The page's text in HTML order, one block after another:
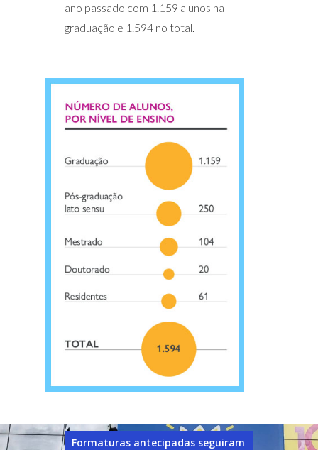
ano passado com 1.159 alunos na
graduação e 1.594 no total.
Formaturas antecipadas seguiram